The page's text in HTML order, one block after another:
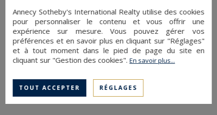
absolu, la propriété bénéficie d’une vue sur le lac
et les montagnes, offrant un cadre de vie rare.
Idéalement située, elle profite d’un accès rapide
aux axes routiers principaux, notamment la voie
des Aravis vers La Clusaz et Le Grand-Bornand,
ainsi que l’A41 facilitant les déplacements vers
Genève.
Annecy Sotheby's International Realty utilise des cookies
pour personnaliser le contenu et vous offrir une
expérience sur mesure. Vous pouvez gérer vos
préférences et en savoir plus en cliquant sur "Réglages"
et à tout moment dans le pied de page du site en
cliquant sur "Gestion des cookies".En savoir plus...
TOUT ACCEPTER RÉGLAGES